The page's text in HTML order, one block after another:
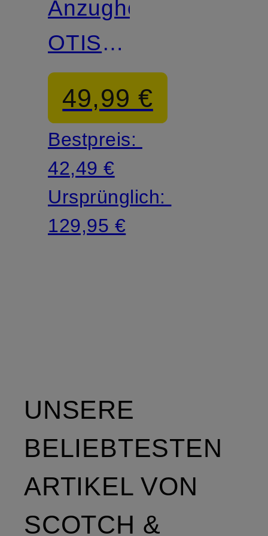
Anzughose
OTIS
Relaxed
Fit49,99 €
Bestpreis:
42,49 €
Ursprünglich:
129,95 €
UNSERE
BELIEBTESTEN
ARTIKEL VON
SCOTCH &